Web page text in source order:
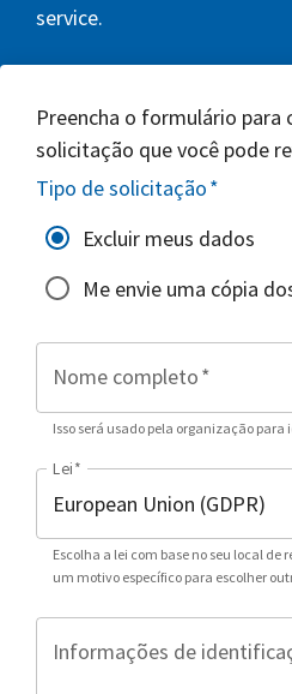
service.
Preencha o formulário para
solicitação que você pode
Tipo de solicitação*
Excluir meus dados
Me envie uma cópia
Nome completo*
Isso será usado pela organização para
Lei*
Escolha a lei com base no seu local
um motivo específico para escolher